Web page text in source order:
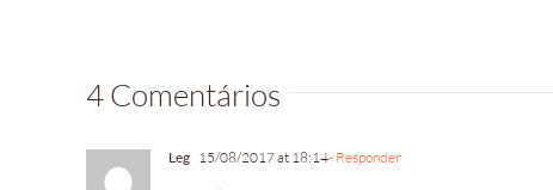
4 Comentários
Leg 15/08/2017 at 18:14- Responder